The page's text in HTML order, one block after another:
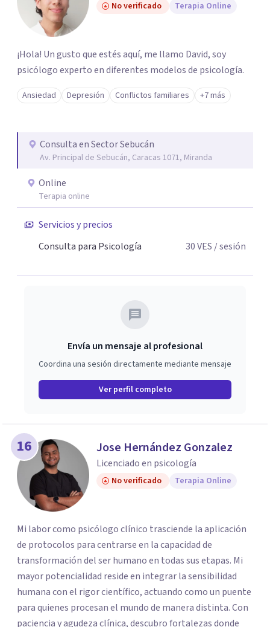
No verificado Terapia Online
¡Hola! Un gusto que estés aquí, me llamo David, soy
psicólogo experto en diferentes modelos de psicología.
Ansiedad Depresión Conflictos familiares +7 más
Consulta en Sector Sebucán
Av. Principal de Sebucán, Caracas 1071, Miranda
Online
Terapia online
Servicios y precios
Consulta para Psicología
30VES / sesión
Envía un mensaje al profesional
Coordina una sesión directamente mediante mensaje
Ver perfil completo
16 Jose Hernández Gonzalez
Licenciado en psicología
No verificado Terapia Online
Mi labor como psicólogo clínico trasciende la aplicación
de protocolos para centrarse en la capacidad de
transformación del ser humano en todas sus etapas. Mi
mayor potencialidad reside en integrar la sensibilidad
humana con el rigor científico, actuando como un puente
para quienes procesan el mundo de manera distinta. Con
paciencia y agudeza clínica, descubro fortalezas donde